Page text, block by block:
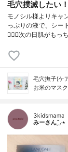
毛穴撲滅したい！
モノシル様よりキャ
っぷりの液で、シー
🙆🏻‍♀️次の日肌がもっ
毛穴撫子(ケ
お米のマス
3kidsmama
みーさん¨̮⸝⋆